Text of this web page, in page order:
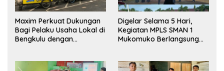
Maxim Perkuat Dukungan
Bagi Pelaku Usaha Lokal di
Bengkulu dengan
Pasar
Digelar Selama 5 Hari,
Kegiatan MPLS SMAN 1
Mukomuko Berlangsung